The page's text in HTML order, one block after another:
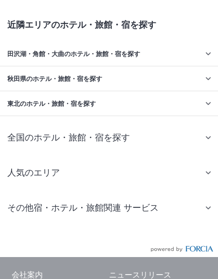
近隣エリアのホテル・旅館・宿を探す
田沢湖・角館・大曲のホテル・旅館・宿を探す
秋田県のホテル・旅館・宿を探す
東北のホテル・旅館・宿を探す
全国のホテル・旅館・宿を探す
人気のエリア
仙台 ホテル
東京ドーム ホテル
その他宿・ホテル・旅館関連 サービス
会社案内 ニュースリリース